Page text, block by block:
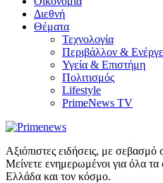
Διεθνή
Θέματα
Τεχνολογία
Περιβάλλον &
Υγεία & Επιστήμη
Πολιτισμός
Lifestyle
PrimeNews TV
Αξιόπιστες ειδήσεις, με
Μείνετε ενημερωμένοι για όλα τα
Ελλάδα και τον κόσμο.